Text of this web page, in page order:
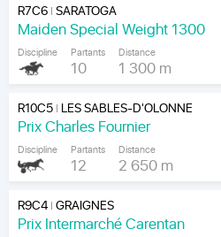
R7C6|SARATOGA
Maiden Special Weight 1300
Discipline Partants
10
Distance
1 300 m
R10C5| LES SABLES-D'OLONNE
Prix Charles Fournier
Discipline Partants
12
Distance
2 650 m
R9C4|GRAIGNES
Prix Intermarché Carentan